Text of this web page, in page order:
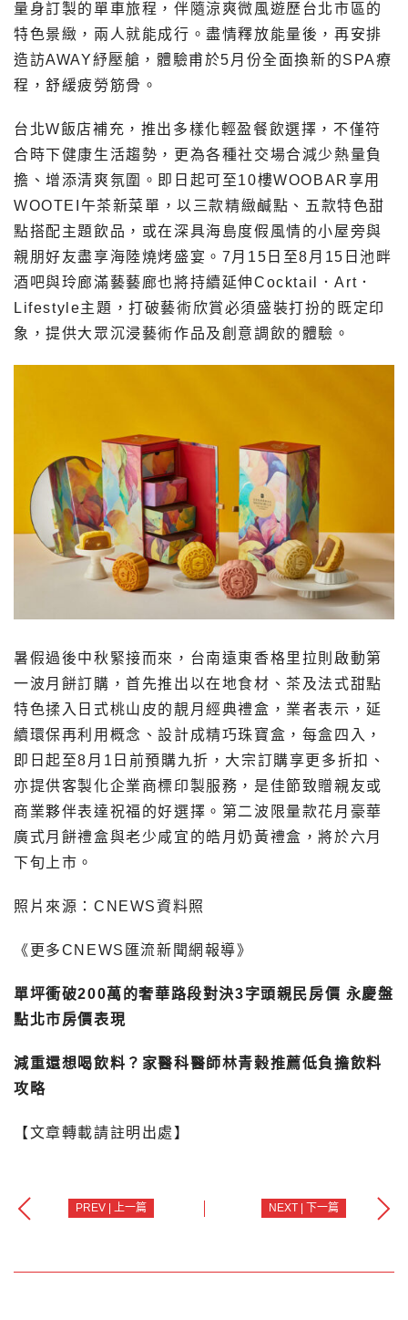
量身訂製的單車旅程，伴隨涼爽微風遊歷台北市區的
特色景緻，兩人就能成行。盡情釋放能量後，再安排
造訪AWAY紓壓艙，體驗甫於5月份全面換新的SPA療
程，舒緩疲勞筋骨。
台北W飯店補充，推出多樣化輕盈餐飲選擇，不僅符
合時下健康生活趨勢，更為各種社交場合減少熱量負
擔、增添清爽氛圍。即日起可至10樓WOOBAR享用
WOOTEI午茶新菜單，以三款精緻鹹點、五款特色甜
點搭配主題飲品，或在深具海島度假風情的小屋旁與
親朋好友盡享海陸燒烤盛宴。7月15日至8月15日池畔
酒吧與玲廊滿藝藝廊也將持續延伸Cocktail．Art．
Lifestyle主題，打破藝術欣賞必須盛裝打扮的既定印
象，提供大眾沉浸藝術作品及創意調飲的體驗。
暑假過後中秋緊接而來，台南遠東香格里拉則啟動第
一波月餅訂購，首先推出以在地食材、茶及法式甜點
特色揉入日式桃山皮的靚月經典禮盒，業者表示，延
續環保再利用概念、設計成精巧珠寶盒，每盒四入，
即日起至8月1日前預購九折，大宗訂購享更多折扣、
亦提供客製化企業商標印製服務，是佳節致贈親友或
商業夥伴表達祝福的好選擇。第二波限量款花月豪華
廣式月餅禮盒與老少咸宜的皓月奶黃禮盒，將於六月
下旬上市。
照片來源：CNEWS資料照
《更多CNEWS匯流新聞網報導》
單坪衝破200萬的奢華路段對決3字頭親民房價 永慶盤
點北市房價表現
減重還想喝飲料？家醫科醫師林青榖推薦低負擔飲料
攻略
【文章轉載請註明出處】
PREV | 上一篇 NEXT | 下一篇